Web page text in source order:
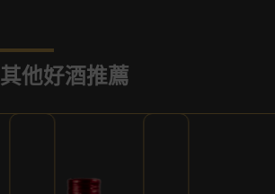
其他好酒推薦